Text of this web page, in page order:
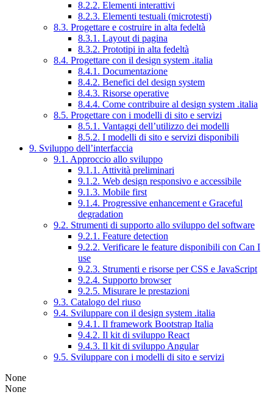
8.2.2. Elementi interattivi
8.2.3. Elementi testuali (microtesti)
8.3. Progettare e costruire in alta fedeltà
8.3.1. Layout di pagina
8.3.2. Prototipi in alta fedeltà
8.4. Progettare con il design system .italia
8.4.1. Documentazione
8.4.2. Benefici del design system
8.4.3. Risorse operative
8.4.4. Come contribuire al design system .italia
8.5. Progettare con i modelli di sito e servizi
8.5.1. Vantaggi dell’utilizzo dei modelli
8.5.2. I modelli di sito e servizi disponibili
9. Sviluppo dell’interfaccia
9.1. Approccio allo sviluppo
9.1.1. Attività preliminari
9.1.2. Web design responsivo e accessibile
9.1.3. Mobile first
9.1.4. Progressive enhancement e Graceful
degradation
9.2. Strumenti di supporto allo sviluppo del software
9.2.1. Feature detection
9.2.2. Verificare le feature disponibili con Can I
use
9.2.3. Strumenti e risorse per CSS e JavaScript
9.2.4. Supporto browser
9.2.5. Misurare le prestazioni
9.3. Catalogo del riuso
9.4. Sviluppare con il design system .italia
9.4.1. Il framework Bootstrap Italia
9.4.2. Il kit di sviluppo React
9.4.3. Il kit di sviluppo Angular
9.5. Sviluppare con i modelli di sito e servizi
None
None